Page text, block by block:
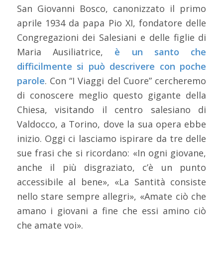
San Giovanni Bosco, canonizzato il primo
aprile 1934 da papa Pio XI, fondatore delle
Congregazioni dei Salesiani e delle figlie di
Maria Ausiliatrice, è un santo che
difficilmente si può descrivere con poche
parole. Con “I Viaggi del Cuore” cercheremo
di conoscere meglio questo gigante della
Chiesa, visitando il centro salesiano di
Valdocco, a Torino, dove la sua opera ebbe
inizio. Oggi ci lasciamo ispirare da tre delle
sue frasi che si ricordano: «In ogni giovane,
anche il più disgraziato, c’è un punto
accessibile al bene», «La Santità consiste
nello stare sempre allegri», «Amate ciò che
amano i giovani a fine che essi amino ciò
che amate voi».